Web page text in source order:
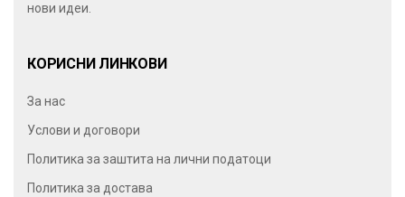
нови идеи.
КОРИСНИ ЛИНКОВИ
За нас
Услови и договори
Политика за заштита на лични податоци
Политика за достава